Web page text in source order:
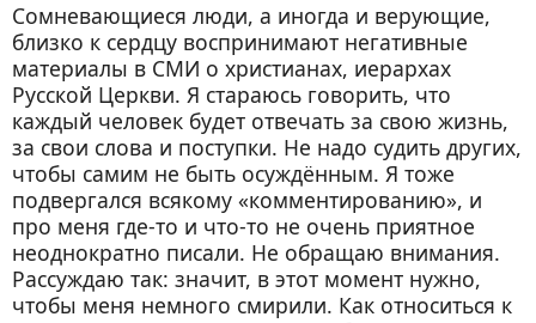
Сомневающиеся люди, а иногда и верующие,
близко к сердцу воспринимают негативные
материалы в СМИ о христианах, иерархах
Русской Церкви. Я стараюсь говорить, что
каждый человек будет отвечать за свою жизнь,
за свои слова и поступки. Не надо судить других,
чтобы самим не быть осуждённым. Я тоже
подвергался всякому «комментированию», и
про меня где-то и что-то не очень приятное
неоднократно писали. Не обращаю внимания.
Рассуждаю так: значит, в этот момент нужно,
чтобы меня немного смирили. Как относиться к